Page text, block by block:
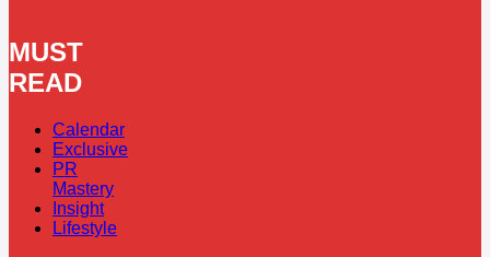
MUST
READ
Calendar
Exclusive
PR
Mastery
Insight
Lifestyle